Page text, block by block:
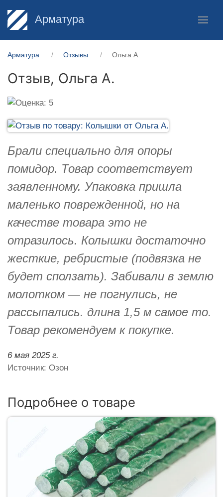
Арматура
Арматура Отзывы Ольга А.
Отзыв, Ольга А.
Брали специально для опоры
помидор. Товар соответствует
заявленному. Упаковка пришла
маленько поврежденной, но на
качестве товара это не
отразилось. Колышки достаточно
жесткие, ребристые (подвязка не
будет сползать). Забивали в землю
молотком — не погнулись, не
рассыпались. длина 1,5 м самое то.
Товар рекомендуем к покупке.
6 мая 2025 г.
Источник: Озон
Подробнее о товаре